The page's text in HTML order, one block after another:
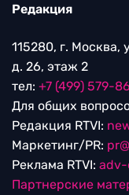
Редакция
115280, г. Москва,
д. 26, этаж 2
тел: +7 (499) 579-
Для общих
Редакция RTVI:
Маркетинг/PR:
Реклама RTVI: adv-
Партнерские